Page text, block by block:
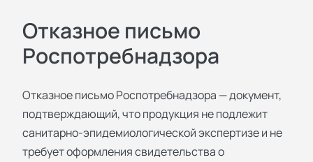
Отказное письмо
Роспотребнадзора
Отказное письмо Роспотребнадзора — документ,
подтверждающий, что продукция не подлежит
санитарно-эпидемиологической экспертизе и не
требует оформления свидетельства о